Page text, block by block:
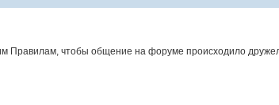
Правилам, чтобы общение на форуме происходило